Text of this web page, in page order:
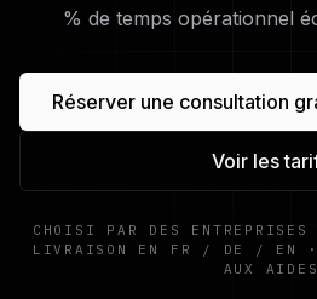
% de temps opérationnel
Réserver une consultation
Voir les
CHOISI PAR DES ENTREPRISES
LIVRAISON EN FR / DE / EN ·
AUX AIDES